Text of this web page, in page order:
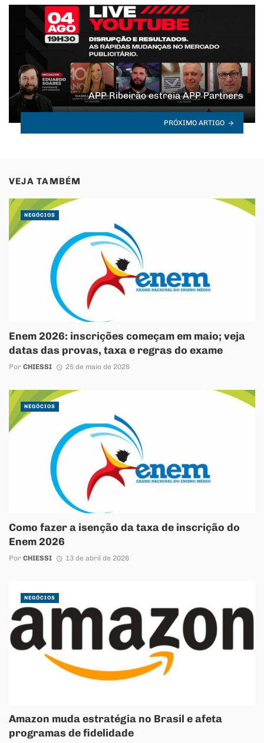
APP Ribeirão estreia APP Partners
PRÓXIMO ARTIGO
VEJA TAMBÉM
Enem 2026: inscrições começam em maio; veja
datas das provas, taxa e regras do exame
Por CHIESSI 25 de maio de 2026
NEGÓCIOS
Como fazer a isenção da taxa de inscrição do
Enem 2026
Por CHIESSI 13 de abril de 2026
NEGÓCIOS
Amazon muda estratégia no Brasil e afeta
programas de fidelidade
NEGÓCIOS